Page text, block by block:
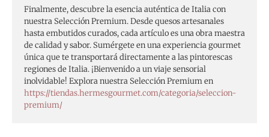
Finalmente, descubre la esencia auténtica de Italia con
nuestra Selección Premium. Desde quesos artesanales
hasta embutidos curados, cada artículo es una obra maestra
de calidad y sabor. Sumérgete en una experiencia gourmet
única que te transportará directamente a las pintorescas
regiones de Italia. ¡Bienvenido a un viaje sensorial
inolvidable! Explora nuestra Selección Premium en
https://tiendas.hermesgourmet.com/categoria/seleccion-
premium/